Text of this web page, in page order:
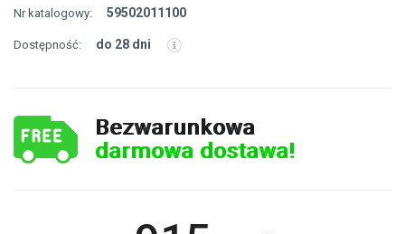
Nr katalogowy: 59502011100
Dostępność: do 28 dni
Bezwarunkowa
darmowa dostawa!